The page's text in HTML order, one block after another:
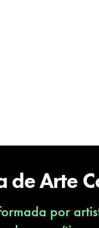
de Arte
por